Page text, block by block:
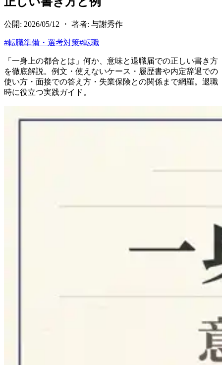
公開: 2026/05/12 ・ 著者: 与謝秀作
#転職準備・選考対策#転職
「一身上の都合とは」何か、意味と退職届での正しい書き方
を徹底解説。例文・使えないケース・履歴書や内定辞退での
使い方・面接での答え方・失業保険との関係まで網羅。退職
時に役立つ実践ガイド。